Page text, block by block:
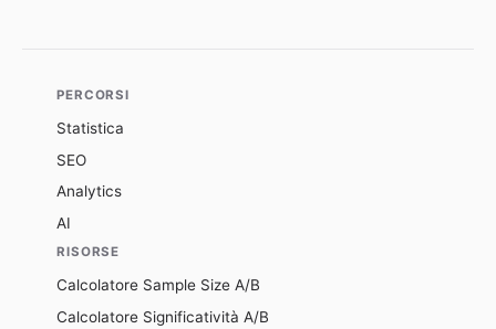
PERCORSI
Statistica
SEO
Analytics
AI
RISORSE
Calcolatore Sample Size A/B
Calcolatore Significatività A/B